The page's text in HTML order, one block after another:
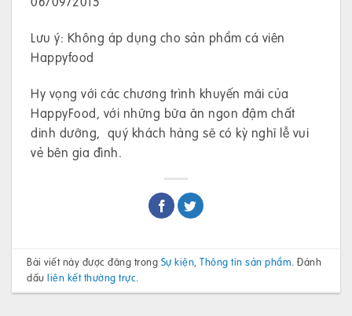
Lưu ý: Không áp dụng cho sản phẩm cá viên
Happyfood
Hy vọng với các chương trình khuyến mãi của
HappyFood, với những bữa ăn ngon đậm chất
dinh dưỡng, quý khách hàng sẽ có kỳ nghĩ lễ vui
vẻ bên gia đình.
Bài viết này được đăng trong Sự kiện,Thông tin sản phẩm. Đánh
dấuliên kết thường trực.